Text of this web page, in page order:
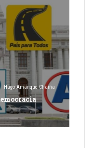
Hugo Amanque Chaiña